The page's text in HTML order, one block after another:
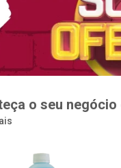
o seu negócio